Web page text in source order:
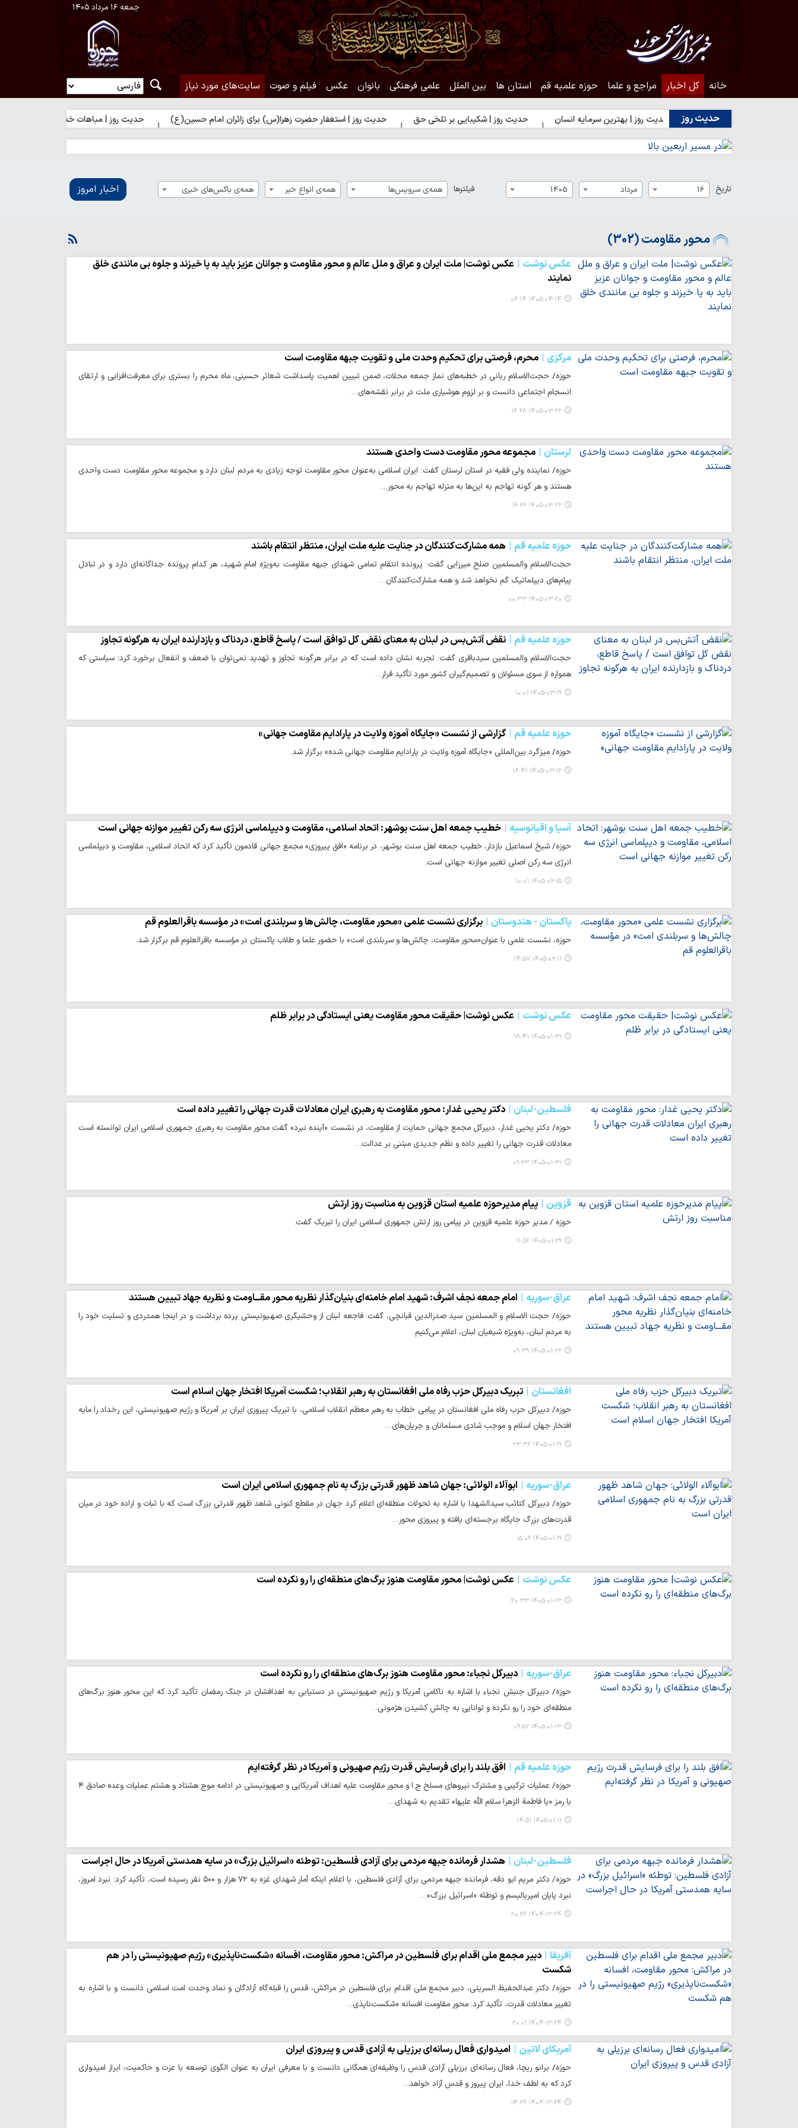
جمعه ۱۶ مرداد ۱۴۰۵
خانه کل اخبار مراجع و علما حوزه علمیه قم استان ها بین الملل علمی فرهنگی بانوان عکس فیلم و صوت سایت‌های مورد نیاز
حدیث روز
حدیث روز | بهترین سرمایه انسان حدیث روز | شکیبایی بر تلخی حق حدیث روز | استغفار حضرت زهرا(س) برای زائران امام حسین(ع) حدیث روز | مباهات خداوند به زائر امام حسین(ع)
تاریخ 16 مرداد 1405 فیلترها همه‌ی سرویس‌ها همه‌ی انواع خبر همه‌ی باکس‌های خبری اخبار امروز
محور مقاومت (302)
عکس نوشت
عکس نوشت| ملت ایران و عراق و ملل عالم و محور مقاومت و جوانان عزیز باید به پا خیزند و جلوه بی مانندی خلق
نمایند
۱۴۰۵-۰۴-۱۴ ۰۶:۱۴
مرکزی محرم، فرصتی برای تحکیم وحدت ملی و تقویت جبهه مقاومت است
حوزه/ حجت‌الاسلام ربانی در خطبه‌های نماز جمعه محلات، ضمن تبیین اهمیت پاسداشت شعائر حسینی، ماه محرم را بستری برای معرفت‌افزایی و ارتقای
انسجام اجتماعی دانست و بر لزوم هوشیاری ملت در برابر نقشه‌های…
۱۴۰۵-۰۳-۲۲ ۱۶:۲۸
لرستان مجموعه محور مقاومت دست واحدی هستند
حوزه/ نماینده ولی فقیه در استان لرستان گفت: ایران اسلامی به‌عنوان محور مقاومت توجه زیادی به مردم لبنان دارد و مجموعه محور مقاومت دست واحدی
هستند و هر گونه تهاجم به این‌ها به منزله تهاجم به محور…
۱۴۰۵-۰۳-۲۲ ۱۶:۲۶
حوزه علمیه قم همه مشارکت‌کنندگان در جنایت علیه ملت ایران، منتظر انتقام باشند
حجت‌الاسلام والمسلمین صلح میرزایی گفت: پرونده انتقام تمامی شهدای جبهه مقاومت به‌ویژه امام شهید، هر کدام پرونده جداگانه‌ای دارد و در تبادل
پیام‌های دیپلماتیک گم نخواهد شد و همه مشارکت‌کنندگان…
۱۴۰۵-۰۳-۲۰ ۰۰:۳۳
حوزه علمیه قم نقض آتش‌بس در لبنان به معنای نقض کل توافق است / پاسخ قاطع، دردناک و بازدارنده ایران به هرگونه تجاوز
حجت‌الاسلام والمسلمین سیدباقری گفت: تجربه نشان داده است که در برابر هرگونه تجاوز و تهدید نمی‌توان با ضعف و انفعال برخورد کرد؛ سیاستی که
همواره از سوی مسئولان و تصمیم‌گیران کشور مورد تأکید قرار…
۱۴۰۵-۰۳-۱۹ ۱۰:۰۱
حوزه علمیه قم گزارشی از نشست «جایگاه آموزه ولایت در پارادایم مقاومت جهانی»
حوزه/ میزگرد بین‌المللی «جایگاه آموزه ولایت در پارادایم مقاومت جهانی شده» برگزار شد.
۱۴۰۵-۰۳-۱۲ ۱۸:۴۱
آسیا و اقیانوسیه خطیب جمعه اهل سنت بوشهر: اتحاد اسلامی، مقاومت و دیپلماسی انرژی سه رکن تغییر موازنه جهانی است
حوزه/ شیخ اسماعیل بازدار، خطیب جمعه اهل سنت بوشهر، در برنامه «افق پیروزی» مجمع جهانی قادمون تأکید کرد که اتحاد اسلامی، مقاومت و دیپلماسی
انرژی سه رکن اصلی تغییر موازنه جهانی است.
۱۴۰۵-۰۲-۱۵ ۱۰:۰۱
پاکستان - هندوستان برگزاری نشست علمی «محور مقاومت، چالش‌ها و سربلندی امت» در مؤسسه باقرالعلوم قم
حوزه، نشست علمی با عنوان«محور مقاومت، چالش‌ها و سربلندی امت» با حضور علما و طلاب پاکستان در مؤسسه باقرالعلوم قم برگزار شد.
۱۴۰۵-۰۲-۱۱ ۱۴:۵۷
عکس نوشت عکس نوشت| حقیقت محور مقاومت یعنی ایستادگی در برابر ظلم
۱۴۰۵-۰۱-۳۱ ۱۸:۴۱
فلسطین-لبنان دکتر یحیی غدار: محور مقاومت به رهبری ایران معادلات قدرت جهانی را تغییر داده است
حوزه/ دکتر یحیی غدار، دبیرکل مجمع جهانی حمایت از مقاومت، در نشست «آینده نبرد» گفت محور مقاومت به رهبری جمهوری اسلامی ایران توانسته است
معادلات قدرت جهانی را تغییر داده و نظم جدیدی مبتنی بر عدالت…
۱۴۰۵-۰۱-۳۱ ۰۹:۲۳
قزوین پیام مدیرحوزه علمیه استان قزوین به مناسبت روز ارتش
حوزه / مدیر حوزه علمیه قزوین در پیامی روز ارتش جمهوری اسلامی ایران را تبریک گفت.
۱۴۰۵-۰۱-۲۹ ۱۱:۵۶
عراق-سوریه امام جمعه نجف اشرف: شهید امام خامنه‌ای بنیان‌گذار نظریه محور مقـــاومت و نظریه جهاد تبیین هستند
حوزه/ حجت الاسلام و المسلمین سید صدرالدین قبانچی، گفت: فاجعه لبنان از وحشیگری صهـیونیستی پرده برداشت و در اینجا همدردی و تسلیت خود را
به مردم لبنان، به‌ویژه شیعیان لبنان، اعلام می‌کنیم.
۱۴۰۵-۰۱-۲۲ ۰۹:۳۹
افغانستان تبریک دبیرکل حزب رفاه ملی افغانستان به رهبر انقلاب؛ شکست آمریکا افتخار جهان اسلام است
حوزه/ دبیرکل حزب رفاه ملی افغانستان در پیامی خطاب به رهبر معظم انقلاب اسلامی، با تبریک پیروزی ایران بر آمریکا و رژیم صهیونیستی، این رخداد را مایه
افتخار جهان اسلام و موجب شادی مسلمانان و جریان‌های…
۱۴۰۵-۰۱-۱۹ ۲۳:۳۶
عراق-سوریه ابوآلاء الولائی: جهان شاهد ظهور قدرتی بزرگ به نام جمهوری اسلامی ایران است
حوزه/ دبیرکل کتائب سیدالشهدا با اشاره به تحولات منطقه‌ای اعلام کرد جهان در مقطع کنونی شاهد ظهور قدرتی بزرگ است که با ثبات و اراده خود در میان
قدرت‌های بزرگ جایگاه برجسته‌ای یافته و پیروزی محور…
۱۴۰۵-۰۱-۱۹ ۱۵:۰۹
عکس نوشت عکس نوشت| محور مقاومت هنوز برگ‌های منطقه‌ای را رو نکرده است
۱۴۰۵-۰۱-۱۳ ۲۰:۳۳
عراق-سوریه دبیرکل نجباء: محور مقاومت هنوز برگ‌های منطقه‌ای را رو نکرده است
حوزه/ دبیرکل جنبش نجباء با اشاره به ناکامی آمریکا و رژیم صهیونیستی در دستیابی به اهدافشان در جنگ رمضان تأکید کرد که این محور هنوز برگ‌های
منطقه‌ای خود را رو نکرده و توانایی به چالش کشیدن هژمونی…
۱۴۰۵-۰۱-۱۳ ۰۹:۵۲
حوزه علمیه قم افق بلند را برای فرسایش قدرت رژیم صهیونی و آمریکا در نظر گرفته‌ایم
حوزه/ عملیات ترکیبی و مشترک نیروهای مسلح ج.ا و محور مقاومت علیه اهداف آمریکایی و صهیونیستی در ادامه موج هشتاد و هشتم عملیات وعده صادق ۴
با رمز «یا فاطمة الزهرا سلام الله علیها» تقدیم به شهدای…
۱۴۰۵-۰۱-۱۱ ۱۴:۵۱
فلسطین-لبنان هشدار فرمانده جبهه مردمی برای آزادی فلسطین: توطئه «اسرائیل بزرگ» در سایه همدستی آمریکا در حال اجراست
حوزه/ دکتر مریم ابو دقه، فرمانده جبهه مردمی برای آزادی فلسطین، با اعلام اینکه آمار شهدای غزه به ۷۲ هزار و ۵۰۰ نفر رسیده است، تأکید کرد: نبرد امروز،
نبرد پایان امپریالیسم و توطئه «اسرائیل بزرگ»…
۱۴۰۴-۱۲-۲۴ ۲۰:۲۶
آفریقا دبیر مجمع ملی اقدام برای فلسطین در مراکش: محور مقاومت، افسانه «شکست‌ناپذیری» رژیم صهیونیستی را در هم
شکست
حوزه/ دکتر عبدالحفیظ السریتی، دبیر مجمع ملی اقدام برای فلسطین در مراکش، قدس را قبله‌گاه آزادگان و نماد وحدت امت اسلامی دانست و با اشاره به
تغییر معادلات قدرت، تأکید کرد: محور مقاومت افسانه «شکست‌ناپذی…
۱۴۰۴-۱۲-۲۴ ۲۰:۰۱
آمریکای لاتین امیدواری فعال رسانه‌ای برزیلی به آزادی قدس و پیروزی ایران
حوزه/ برانو ریچا، فعال رسانه‌ای برزیلی آزادی قدس را وظیفه‌ای همگانی دانست و با معرفی ایران به عنوان الگوی توسعه با عزت و حاکمیت، ابراز امیدواری
کرد که به لطف خدا، ایران پیروز و قدس آزاد خواهد…
۱۴۰۴-۱۲-۲۴ ۱۴:۲۶